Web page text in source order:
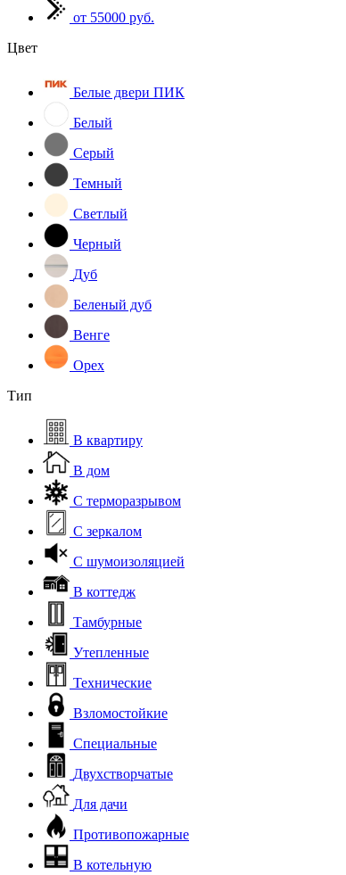
от 55000 руб.
Цвет
Белые двери ПИК
Белый
Серый
Темный
Светлый
Черный
Дуб
Беленый дуб
Венге
Орех
Тип
В квартиру
В дом
С терморазрывом
С зеркалом
С шумоизоляцией
В коттедж
Тамбурные
Утепленные
Технические
Взломостойкие
Специальные
Двухстворчатые
Для дачи
Противопожарные
В котельную